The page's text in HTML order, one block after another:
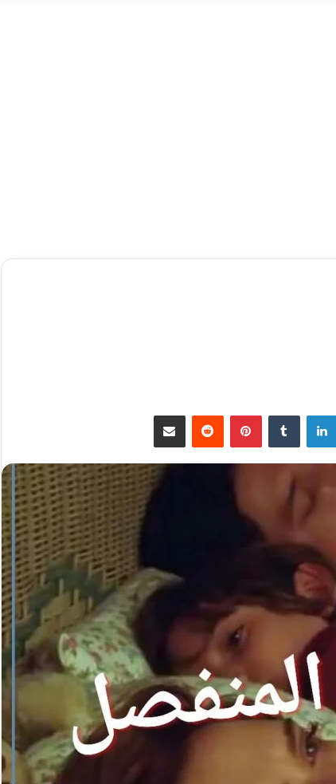
لينكدإن ‏Tumblr بينتيريست
‏Reddit مشاركة عبر البريد